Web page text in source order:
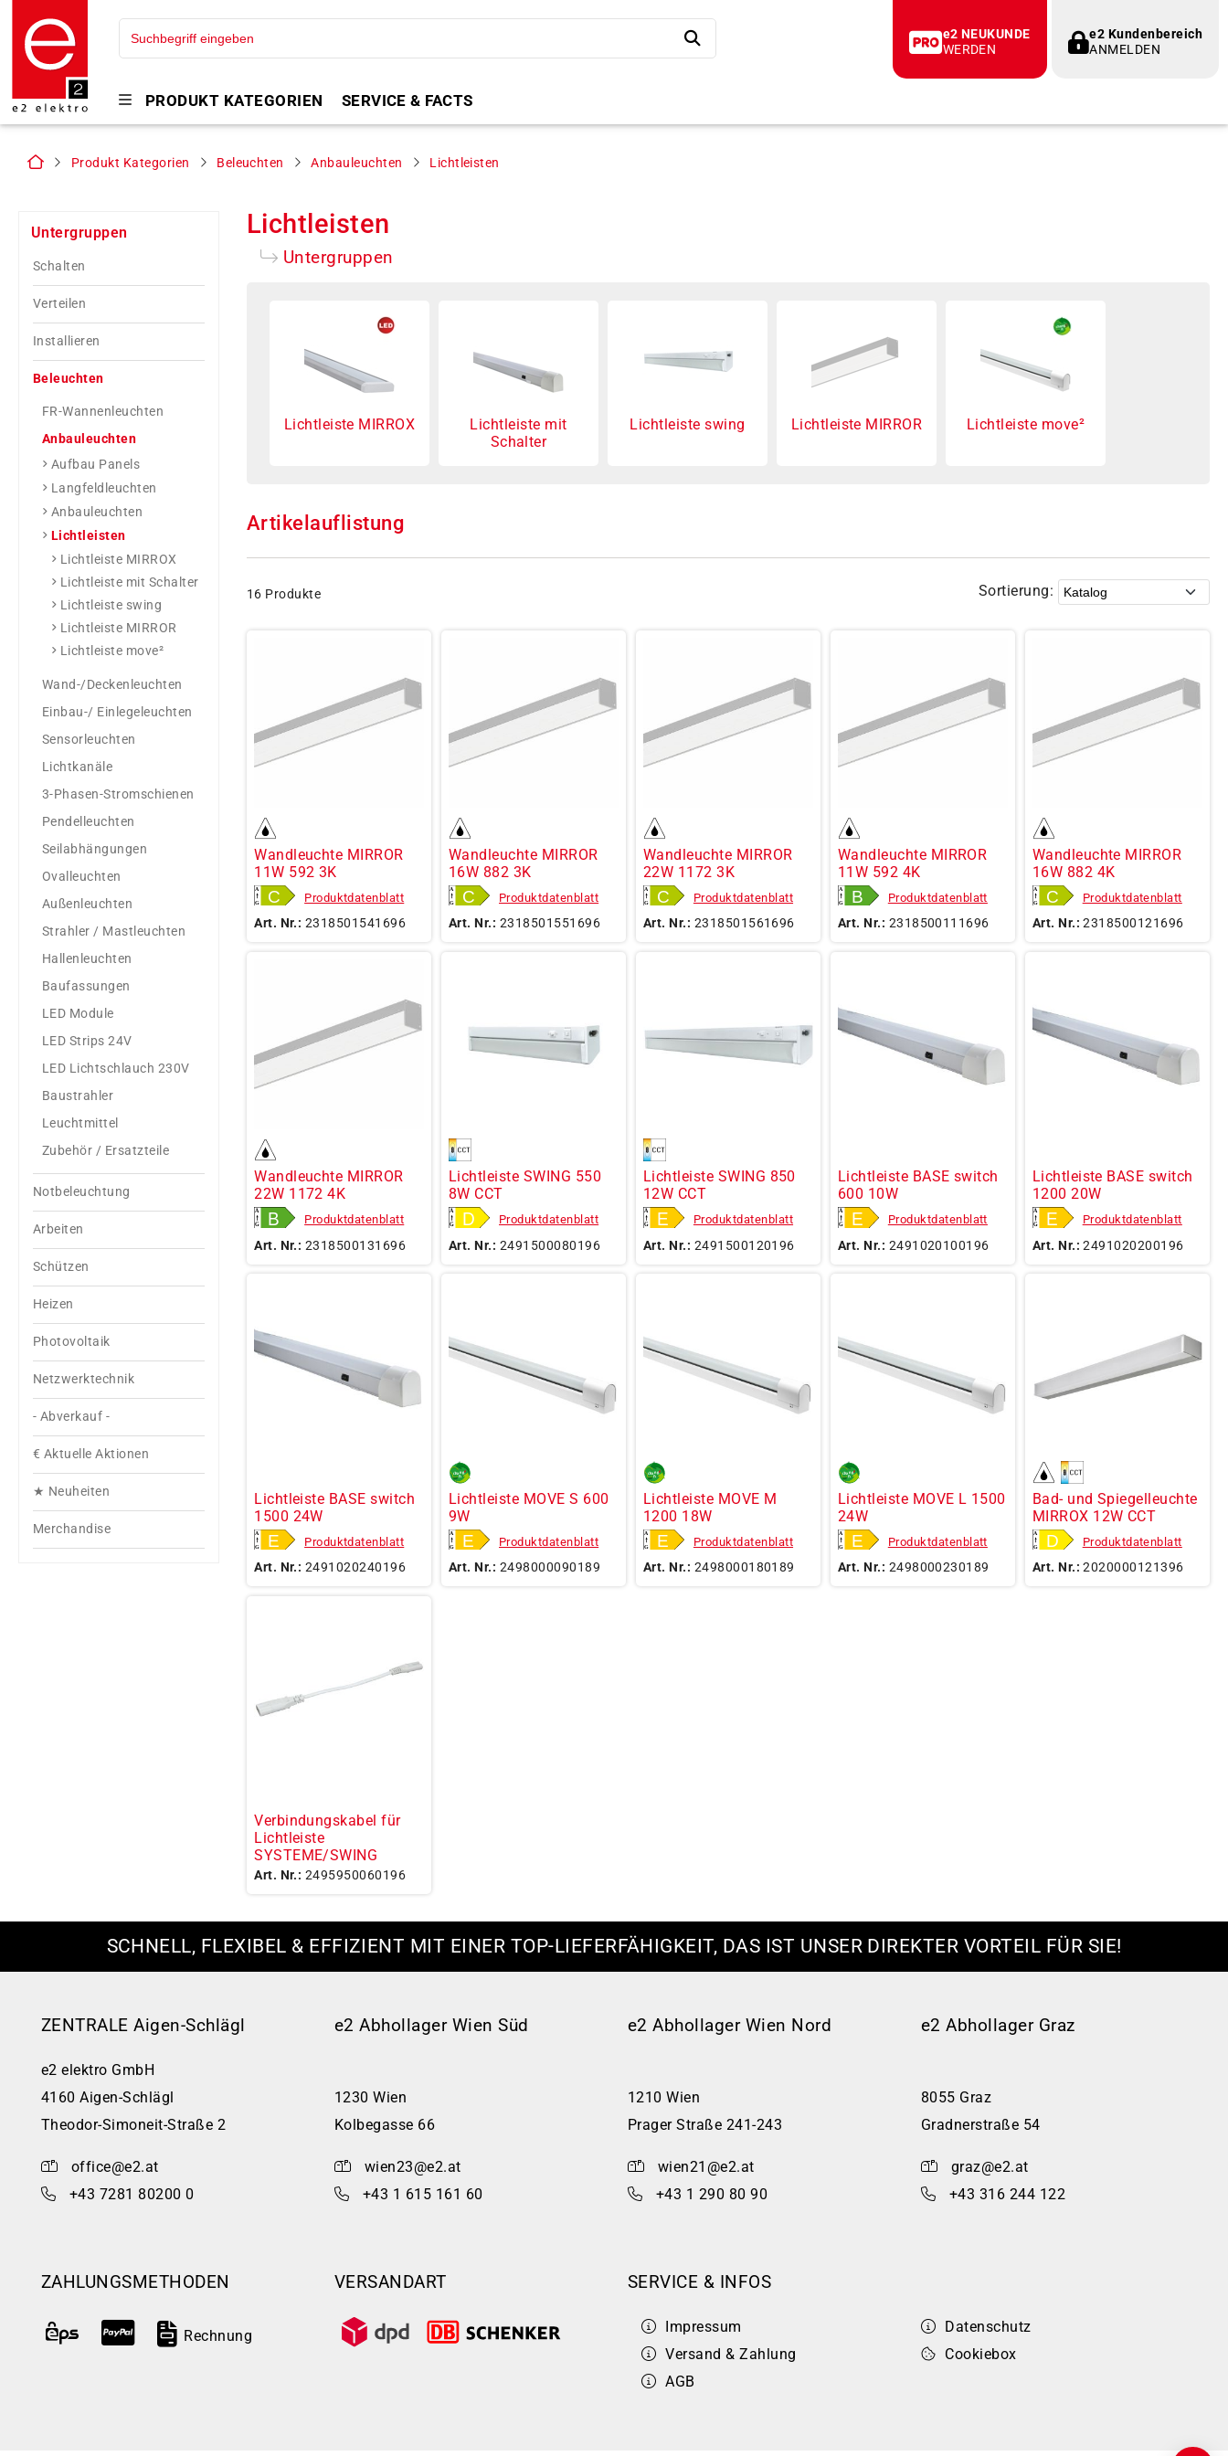
e2 Kundenbereich
ANMELDEN
e2 NEUKUNDE
WERDEN
PRODUKT KATEGORIEN SERVICE & FACTS
Produkt Kategorien Beleuchten Anbauleuchten Lichtleisten
Untergruppen
Schalten
Verteilen
Installieren
Beleuchten
FR-Wannenleuchten
Anbauleuchten
Aufbau Panels
Langfeldleuchten
Anbauleuchten
Lichtleisten
Lichtleiste MIRROX
Lichtleiste mit Schalter
Lichtleiste swing
Lichtleiste MIRROR
Lichtleiste move²
Wand-/Deckenleuchten
Einbau-/ Einlegeleuchten
Sensorleuchten
Lichtkanäle
3-Phasen-Stromschienen
Pendelleuchten
Seilabhängungen
Ovalleuchten
Außenleuchten
Strahler / Mastleuchten
Hallenleuchten
Baufassungen
LED Module
LED Strips 24V
LED Lichtschlauch 230V
Baustrahler
Leuchtmittel
Zubehör / Ersatzteile
Notbeleuchtung
Arbeiten
Schützen
Heizen
Photovoltaik
Netzwerktechnik
- Abverkauf -
€ Aktuelle Aktionen
★ Neuheiten
Merchandise
Lichtleisten
Untergruppen
Lichtleiste MIRROX
Lichtleiste mit
Schalter
Lichtleiste swing Lichtleiste MIRROR Lichtleiste move²
Artikelauflistung
16 Produkte Sortierung:
Wandleuchte MIRROR
11W 592 3K
Produktdatenblatt
Art. Nr.: 2318501541696
Wandleuchte MIRROR
16W 882 3K
Produktdatenblatt
Art. Nr.: 2318501551696
Wandleuchte MIRROR
22W 1172 3K
Produktdatenblatt
Art. Nr.: 2318501561696
Wandleuchte MIRROR
11W 592 4K
Produktdatenblatt
Art. Nr.: 2318500111696
Wandleuchte MIRROR
16W 882 4K
Produktdatenblatt
Art. Nr.: 2318500121696
Wandleuchte MIRROR
22W 1172 4K
Produktdatenblatt
Art. Nr.: 2318500131696
Lichtleiste SWING 550
8W CCT
Produktdatenblatt
Art. Nr.: 2491500080196
Lichtleiste SWING 850
12W CCT
Produktdatenblatt
Art. Nr.: 2491500120196
Lichtleiste BASE switch
600 10W
Produktdatenblatt
Art. Nr.: 2491020100196
Lichtleiste BASE switch
1200 20W
Produktdatenblatt
Art. Nr.: 2491020200196
Lichtleiste BASE switch
1500 24W
Produktdatenblatt
Art. Nr.: 2491020240196
Lichtleiste MOVE S 600
9W
Produktdatenblatt
Art. Nr.: 2498000090189
Lichtleiste MOVE M
1200 18W
Produktdatenblatt
Art. Nr.: 2498000180189
Lichtleiste MOVE L 1500
24W
Produktdatenblatt
Art. Nr.: 2498000230189
Bad- und Spiegelleuchte
MIRROX 12W CCT
Produktdatenblatt
Art. Nr.: 2020000121396
Verbindungskabel für
Lichtleiste
SYSTEME/SWING
Art. Nr.: 2495950060196
SCHNELL, FLEXIBEL & EFFIZIENT MIT EINER TOP-LIEFERFÄHIGKEIT, DAS IST UNSER DIREKTER VORTEIL FÜR SIE!
ZENTRALE Aigen-Schlägl
e2 elektro GmbH
4160 Aigen-Schlägl
Theodor-Simoneit-Straße 2
office@e2.at
+43 7281 80200 0
e2 Abhollager Wien Süd
1230 Wien
Kolbegasse 66
wien23@e2.at
+43 1 615 161 60
e2 Abhollager Wien Nord
1210 Wien
Prager Straße 241-243
wien21@e2.at
+43 1 290 80 90
e2 Abhollager Graz
8055 Graz
Gradnerstraße 54
graz@e2.at
+43 316 244 122
ZAHLUNGSMETHODEN
Rechnung
VERSANDART SERVICE & INFOS
Impressum
Versand & Zahlung
AGB
Datenschutz
Cookiebox